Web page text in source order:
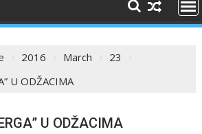
2016 March
23
U ODŽACIMA
U ODŽACIMA